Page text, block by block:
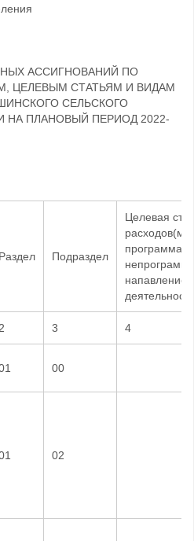
АССИГНОВАНИЙ ПО
ЦЕЛЕВЫМ СТАТЬЯМ И ВИДАМ
СЕЛЬСКОГО
НА ПЛАНОВЫЙ ПЕРИОД 2022-
Раздел Подраздел
Целевая
программа и
напавление
2 3 4
00
02